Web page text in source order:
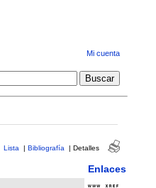
Mi cuenta
Lista | Bibliografía | Detalles
Enlaces